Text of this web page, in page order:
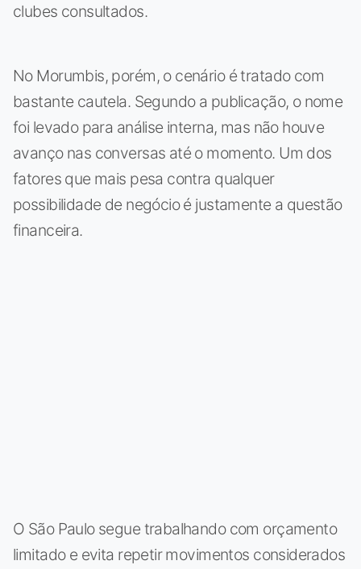
clubes consultados.
No Morumbis, porém, o cenário é tratado com
bastante cautela. Segundo a publicação, o nome
foi levado para análise interna, mas não houve
avanço nas conversas até o momento. Um dos
fatores que mais pesa contra qualquer
possibilidade de negócio é justamente a questão
financeira.
O São Paulo segue trabalhando com orçamento
limitado e evita repetir movimentos considerados